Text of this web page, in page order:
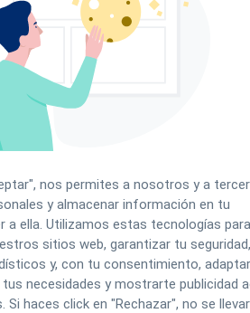
del paciente y verifica que
de RGPD.
nos permites a nosotros y a
y almacenar información en tu
a ella. Utilizamos estas tecnologías
sitios web, garantizar tu
y, con tu consentimiento,
necesidades y mostrarte publicidad
haces click en "Rechazar", no se